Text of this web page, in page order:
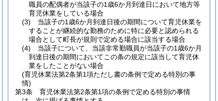
職員の配偶者が当該子の1歳6か月到達日において地方等
育児休業をしている場合
(3)
当該子の1歳6か月到達日後の期間について育児休業を
することが継続的な勤務のために特に必要と認められる
場合として町長が規則で定める場合に該当する場合
(4)
当該子について、当該非常勤職員が当該子の1歳6か月
到達日後の期間においてこの条の規定に該当して育児休
業をしたことがない場合
(育児休業法第2条第1項ただし書の条例で定める特別の事
情)
第3条
育児休業法第2条第1項の条例で定める特別の事情